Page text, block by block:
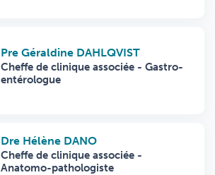
Pre Géraldine DAHLQVIST
Cheffe de clinique associée - Gastro-
entérologue
Dre Hélène DANO
Cheffe de clinique associée -
Anatomo-pathologiste